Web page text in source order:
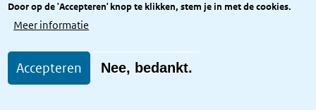
Door op de 'Accepteren' knop te klikken, stem je in met de cookies.
Meer informatie
Accepteren Nee, bedankt.
Toegang site openbaar
Toegankelijkheid